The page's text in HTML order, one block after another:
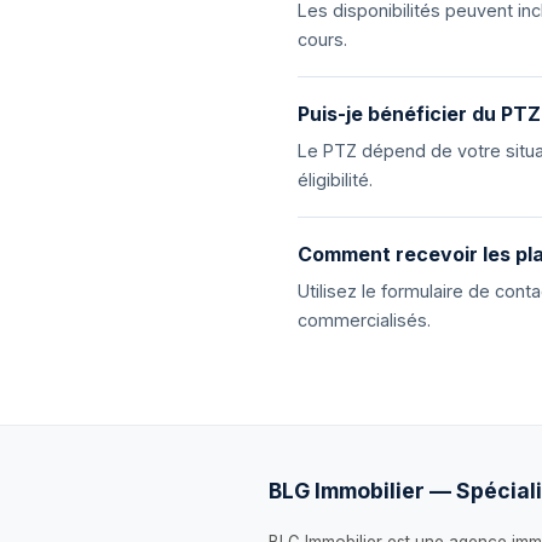
Les disponibilités peuvent
cours.
Puis-je bénéficier du
Le PTZ dépend de votre
éligibilité.
Comment recevoir les
Utilisez le formulaire de
commercialisés.
BLG Immobilier —